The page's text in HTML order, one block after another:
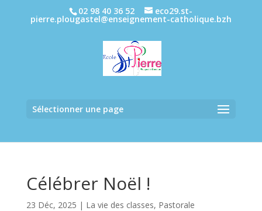
02 98 40 36 52 eco29.st-
pierre.plougastel@enseignement-catholique.bzh
Sélectionner une page
Célébrer Noël !
23 Déc, 2025 | La vie des classes, Pastorale